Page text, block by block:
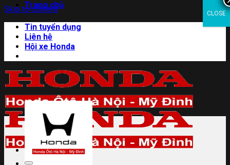
Skip to content
Trang chủ
Tin tuyển dụng
Liên hệ
Hội xe Honda
CLOSE